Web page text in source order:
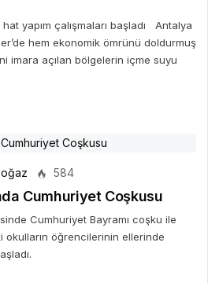
yapım çalışmaları başladı Antalya
hem ekonomik ömrünü doldurmuş
imara açılan bölgelerin içme suyu
584
Cumhuriyet Coşkusu
Cumhuriyet Bayramı coşku ile
okulların öğrencilerinin ellerinde